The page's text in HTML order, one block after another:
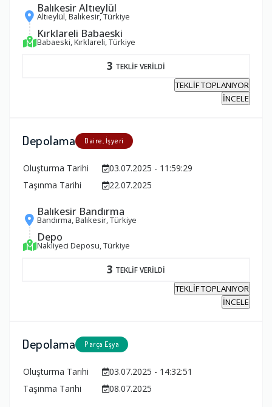
Balıkesir Altıeylül
Altıeylül, Balıkesir, Türkiye
Kırklareli Babaeski
Babaeski, Kırklareli, Türkiye
3 TEKLİF VERİLDİ
TEKLİF TOPLANIYOR
İNCELE
Depolama Daire, İşyeri
Oluşturma Tarihi
03.07.2025 - 11:59:29
Taşınma Tarihi
22.07.2025
Balıkesir Bandırma
Bandırma, Balıkesir, Türkiye
Depo
Nakliyeci Deposu, Türkiye
3 TEKLİF VERİLDİ
TEKLİF TOPLANIYOR
İNCELE
Depolama Parça Eşya
Oluşturma Tarihi
03.07.2025 - 14:32:51
Taşınma Tarihi
08.07.2025